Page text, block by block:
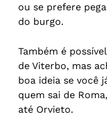
ou se prefere
do burgo.
Também é
de Viterbo, mas
boa ideia se você
quem sai de
até Orvieto.